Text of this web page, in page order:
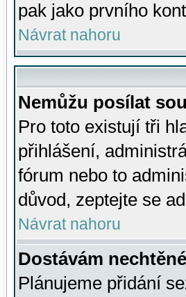
pak jako prvního
Návrat nahoru
Nemůžu posílat
Pro toto existují tři
přihlášení,
fórum nebo to
důvod, zeptejte se
Návrat nahoru
Dostávám
Plánujeme přidání